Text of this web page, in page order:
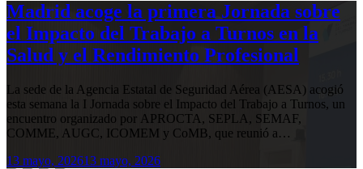
Madrid acoge la primera Jornada sobre
el Impacto del Trabajo a Turnos en la
Salud y el Rendimiento Profesional
La sede de la Agencia Estatal de Seguridad Aérea (AESA) acogió
esta semana la I Jornada sobre el Impacto del Trabajo a Turnos, un
encuentro organizado por APROCTA, SEPLA, SEMAF,
COMME, AUGC, ICOMEM y CoMB, que reunió a…
13 mayo, 202613 mayo, 2026